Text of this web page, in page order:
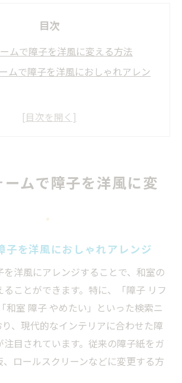
目次
ムで障子を洋風に変える方法
ムで障子を洋風におしゃれアレン
フォームで叶えるモダンな和室空間
い方必見のリフォーム選択肢
めたい時のリフォーム最新事情
ォームで障子を撤去するメリット
めたい方へおすすめリフォーム案
ムで障子の手間を減らす工夫とは
よる障子の耐久性アップ術
ムで障子の耐久性を高める工夫
フォームで長持ち素材を選ぶコツ
ムで障子を洋風に変
子を洋風におしゃれアレンジ
を洋風にアレンジすることで、和室の
ことができます。特に、「障子 リフ
和室 障子 やめたい」といった検索ニ
、現代的なインテリアに合わせた障
目されています。従来の障子紙をガ
、ロールスクリーンなどに変更する方